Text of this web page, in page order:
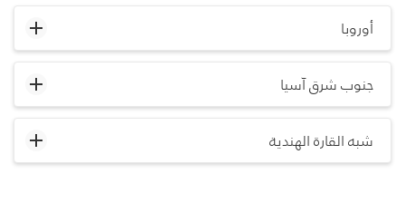
أوروبا
جنوب شرق آسيا
شبه القارة الهندية